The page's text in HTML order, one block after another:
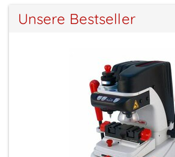
Unsere Bestseller